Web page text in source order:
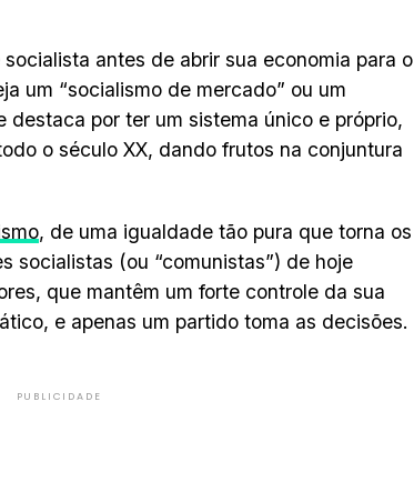
antes de abrir sua economia para o
um “socialismo de mercado” ou um
destaca por ter um sistema único e próprio,
o século XX, dando frutos na conjuntura
, de uma igualdade tão pura que torna os
socialistas (ou “comunistas”) de hoje
que mantêm um forte controle da sua
e apenas um partido toma as decisões.
PUBLICIDADE